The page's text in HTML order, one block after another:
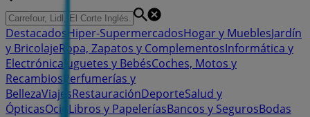
Destacados Hiper-SupermercadosHogar y MueblesJardín
y BricolajeRopa, Zapatos y ComplementosInformática y
Electrónica Juguetes y BebésCoches, Motos y
Recambios Perfumerías y
BellezaViajesRestauraciónDeporteSalud y
ÓpticasOcio Libros y PapeleríasBancos y SegurosBodas